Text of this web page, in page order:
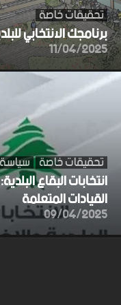
تحقيقات خاصة
برنامجك الانتخابي
11/04/2025
تحقيقات خاصة سياسة
انتخابات البقاع
القيادات المتعلمة
09/04/2025